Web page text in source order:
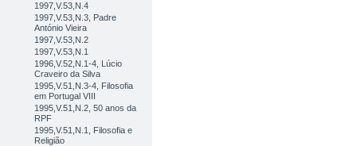
1997,V.53,N.4
1997,V.53,N.3, Padre
António Vieira
1997,V.53,N.2
1997,V.53,N.1
1996,V.52,N.1-4, Lúcio
Craveiro da Silva
1995,V.51,N.3-4, Filosofia
em Portugal VIII
1995,V.51,N.2, 50 anos da
RPF
1995,V.51,N.1, Filosofia e
Religião